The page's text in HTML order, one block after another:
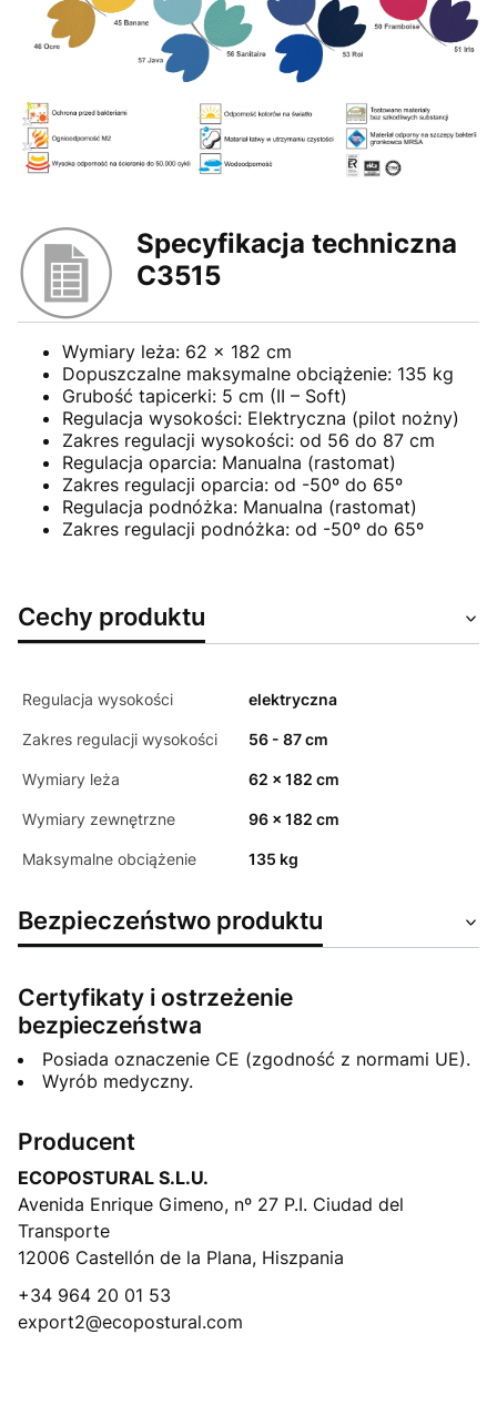
Specyfikacja techniczna
C3515
Wymiary leża: 62 x 182 cm
Dopuszczalne maksymalne obciążenie: 135 kg
Grubość tapicerki: 5 cm (II – Soft)
Regulacja wysokości: Elektryczna (pilot nożny)
Zakres regulacji wysokości: od 56 do 87 cm
Regulacja oparcia: Manualna (rastomat)
Zakres regulacji oparcia: od -50º do 65º
Regulacja podnóżka: Manualna (rastomat)
Zakres regulacji podnóżka: od -50º do 65º
Cechy produktu
Regulacja wysokości elektryczna
Zakres regulacji wysokości 56 - 87 cm
Wymiary leża 62 x 182 cm
Wymiary zewnętrzne 96 x 182 cm
Maksymalne obciążenie 135 kg
Bezpieczeństwo produktu
Certyfikaty i ostrzeżenie
bezpieczeństwa
Posiada oznaczenie CE (zgodność z normami UE).
Wyrób medyczny.
Producent
ECOPOSTURAL S.L.U.
Avenida Enrique Gimeno, nº 27 P.I. Ciudad del
Transporte
12006 Castellón de la Plana, Hiszpania
+34 964 20 01 53
export2@ecopostural.com